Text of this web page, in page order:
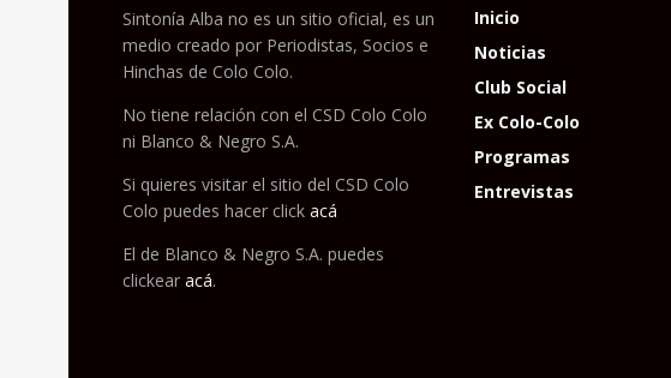
Sintonía Alba no es un sitio oficial, es un
medio creado por Periodistas, Socios e
Hinchas de Colo Colo.
No tiene relación con el CSD Colo Colo
ni Blanco & Negro S.A.
Si quieres visitar el sitio del CSD Colo
Colo puedes hacer click acá
El de Blanco & Negro S.A. puedes
clickear acá.
Inicio
Noticias
Club Social
Ex Colo-Colo
Programas
Entrevistas